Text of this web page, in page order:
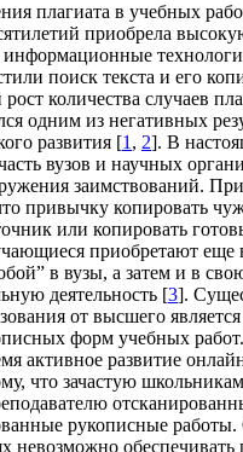
плагиата в учебных
приобрела
поиск текста и его
количества случаев
одним из негативных
развития [1 , 2]. В
вузов и научных
заимствований.
привычку копировать
или копировать
приобретают еще
в вузы, а затем и в
деятельность [3].
от высшего
форм учебных
активное развитие
что зачастую
рукописные
невозможно